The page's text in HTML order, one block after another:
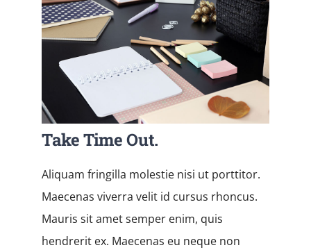
Take Time Out.
Aliquam fringilla molestie nisi ut porttitor.
Maecenas viverra velit id cursus rhoncus.
Mauris sit amet semper enim, quis
hendrerit ex. Maecenas eu neque non